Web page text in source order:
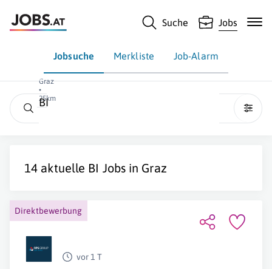
Suche Jobs
Jobsuche Merkliste Job-Alarm
Graz
•
25km
BI
14 aktuelle BI Jobs in Graz
Direktbewerbung
vor 1 T